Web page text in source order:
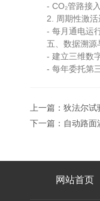
- CO₂管路接入
2. 周期性激活
- 每月通电运行4
五、数据溯源
- 建立三维数字
- 每年委托第三
上一篇： 狄法尔试
下一篇： 自动路面
网站首页